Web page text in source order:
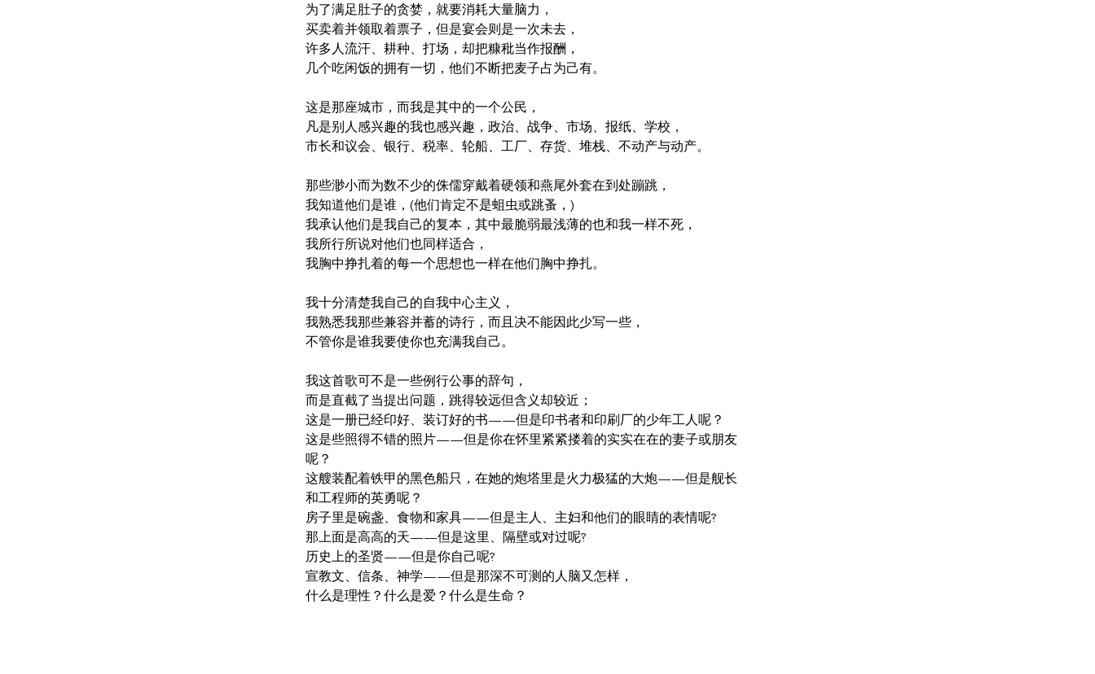
为了满足肚子的贪婪，就要消耗大量脑力，
买卖着并领取着票子，但是宴会则是一次未去，
许多人流汗、耕种、打场，却把糠秕当作报酬，
几个吃闲饭的拥有一切，他们不断把麦子占为己有。
这是那座城市，而我是其中的一个公民，
凡是别人感兴趣的我也感兴趣，政治、战争、市场、报纸、学校，
市长和议会、银行、税率、轮船、工厂、存货、堆栈、不动产与动产。
那些渺小而为数不少的侏儒穿戴着硬领和燕尾外套在到处蹦跳，
我知道他们是谁，(他们肯定不是蛆虫或跳蚤，)
我承认他们是我自己的复本，其中最脆弱最浅薄的也和我一样不死，
我所行所说对他们也同样适合，
我胸中挣扎着的每一个思想也一样在他们胸中挣扎。
我十分清楚我自己的自我中心主义，
我熟悉我那些兼容并蓄的诗行，而且决不能因此少写一些，
不管你是谁我要使你也充满我自己。
我这首歌可不是一些例行公事的辞句，
而是直截了当提出问题，跳得较远但含义却较近；
这是一册已经印好、装订好的书——但是印书者和印刷厂的少年工人呢？
这是些照得不错的照片——但是你在怀里紧紧搂着的实实在在的妻子或朋友
呢？
这艘装配着铁甲的黑色船只，在她的炮塔里是火力极猛的大炮——但是舰长
和工程师的英勇呢？
房子里是碗盏、食物和家具——但是主人、主妇和他们的眼睛的表情呢?
那上面是高高的天——但是这里、隔壁或对过呢?
历史上的圣贤——但是你自己呢?
宣教文、信条、神学——但是那深不可测的人脑又怎样，
什么是理性？什么是爱？什么是生命？